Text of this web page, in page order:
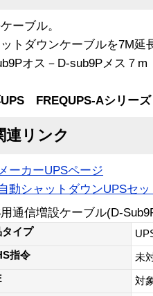
ーブル。
トダウンケーブルを7M延
オス－D-sub9Pメス７m
FREQUPS-Aシリーズ
連リンク
メーカーUPSページ
動シャットダウンUPSセッ
通信増設ケーブル(D-
タイプ
指令
未
対